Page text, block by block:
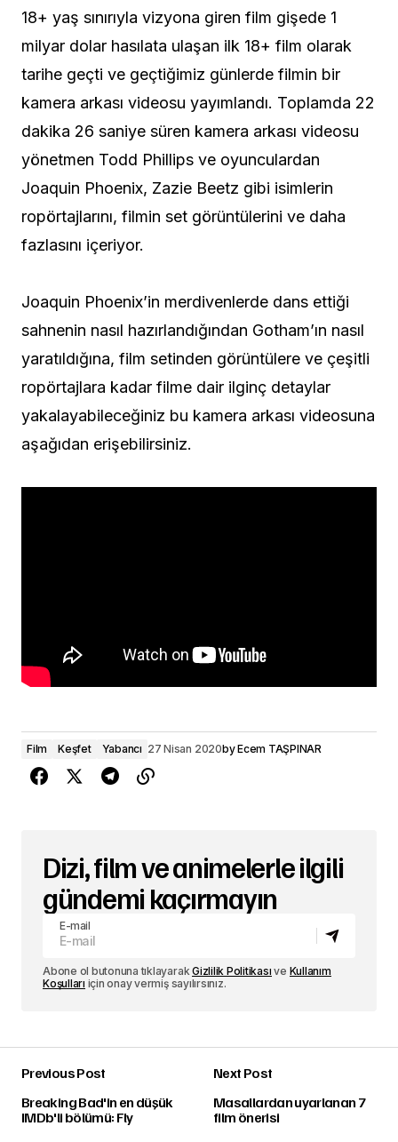
18+ yaş sınırıyla vizyona giren film gişede 1
milyar dolar hasılata ulaşan ilk 18+ film olarak
tarihe geçti ve geçtiğimiz günlerde filmin bir
kamera arkası videosu yayımlandı. Toplamda 22
dakika 26 saniye süren kamera arkası videosu
yönetmen Todd Phillips ve oyunculardan
Joaquin Phoenix, Zazie Beetz gibi isimlerin
ropörtajlarını, filmin set görüntülerini ve daha
fazlasını içeriyor.
Joaquin Phoenix’in merdivenlerde dans ettiği
sahnenin nasıl hazırlandığından Gotham’ın nasıl
yaratıldığına, film setinden görüntülere ve çeşitli
ropörtajlara kadar filme dair ilginç detaylar
yakalayabileceğiniz bu kamera arkası videosuna
aşağıdan erişebilirsiniz.
Film Keşfet Yabancı 27 Nisan 2020byEcem TAŞPINAR
Dizi, film ve animelerle ilgili
gündemi kaçırmayın
E-mail
Abone ol butonuna tıklayarakGizlilik Politikası ve Kullanım
Koşulları için onay vermiş sayılırsınız.
Previous Post
Breaking Bad'in en düşük
IMDb'li bölümü: Fly
Next Post
Masallardan uyarlanan 7
film önerisi